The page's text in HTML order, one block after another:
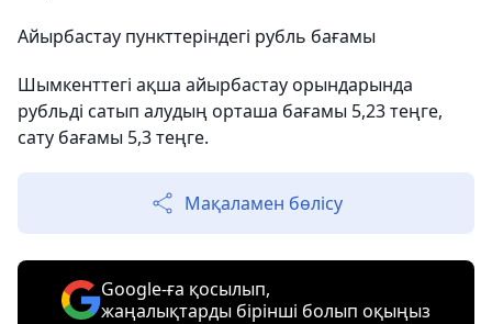
Айырбастау пункттеріндегі рубль бағамы
Шымкенттегі ақша айырбастау орындарында
рубльді сатып алудың орташа бағамы 5,23 теңге,
сату бағамы 5,3 теңге.
Мақаламен бөлісу
Google-ға қосылып,
жаңалықтарды бірінші болып оқыңыз